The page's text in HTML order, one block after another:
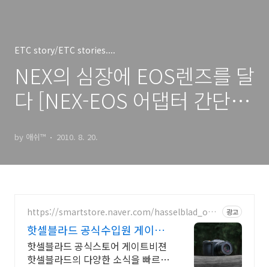
ETC story/ETC stories....
NEX의 심장에 EOS렌즈를 달
다 [NEX-EOS 어댑터 간단 장
by 애쉬™ 2010. 8. 20.
https://smartstore.naver.com/hasselblad_offic
광고
핫셀블라드 공식수입원 게이트
비젼
핫셀블라드 공식스토어 게이트비젼
핫셀블라드의 다양한 소식을 빠르게